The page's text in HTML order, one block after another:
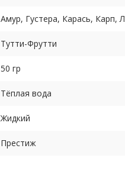
Амур, Густера, Карась, Карп,
Тутти-Фрутти
50 гр
Тёплая вода
Жидкий
Престиж